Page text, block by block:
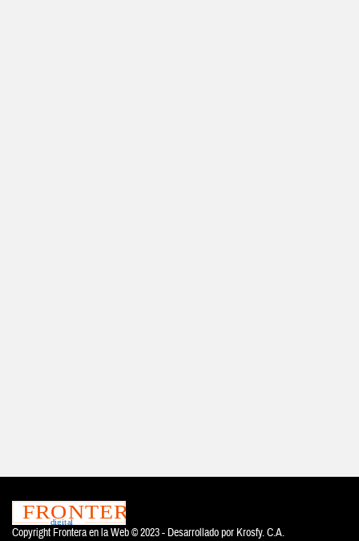
Copyright Frontera en la Web © 2023 - Desarrollado por Krosfy. C.A.